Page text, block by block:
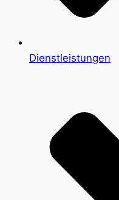
Dienstleistungen